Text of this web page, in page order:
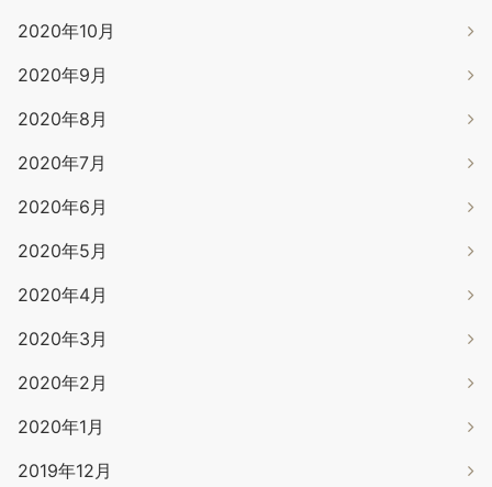
2020年10月
2020年9月
2020年8月
2020年7月
2020年6月
2020年5月
2020年4月
2020年3月
2020年2月
2020年1月
2019年12月